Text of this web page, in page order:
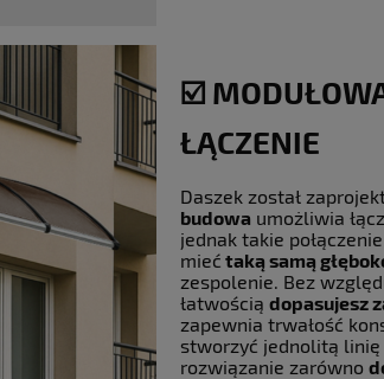
☑️
ŁĄCZENIE
Daszek został
budowa umożliwia
jednak takie
mieć taką samą
zespolenie. Bez
łatwością dopasujesz
zapewnia trwałość
stworzyć jednolitą linię
rozwiązanie zarówno